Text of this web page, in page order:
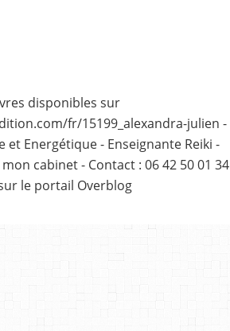
disponibles sur
fr/15199_alexandra-julien -
Energétique - Enseignante Reiki -
cabinet - Contact : 06 42 50 01 34
le portail Overblog